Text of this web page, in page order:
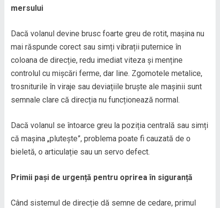
mersului
Dacă volanul devine brusc foarte greu de rotit, mașina nu
mai răspunde corect sau simți vibrații puternice în
coloana de direcție, redu imediat viteza și menține
controlul cu mișcări ferme, dar line. Zgomotele metalice,
trosniturile în viraje sau deviațiile bruște ale mașinii sunt
semnale clare că direcția nu funcționează normal.
Dacă volanul se întoarce greu la poziția centrală sau simți
că mașina „plutește”, problema poate fi cauzată de o
bieletă, o articulație sau un servo defect.
Primii pași de urgență pentru oprirea în siguranță
Când sistemul de direcție dă semne de cedare, primul